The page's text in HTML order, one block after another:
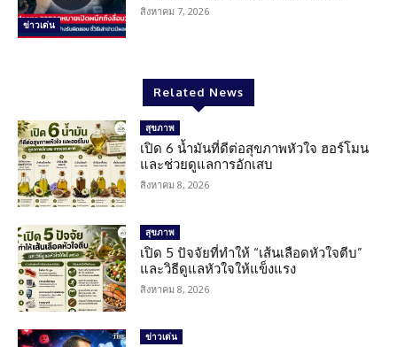
ข่าวเด่น
สิงหาคม 7, 2026
Related News
สุขภาพ
เปิด 6 น้ำมันที่ดีต่อสุขภาพหัวใจ ฮอร์โมน
และช่วยดูแลการอักเสบ
สิงหาคม 8, 2026
สุขภาพ
เปิด 5 ปัจจัยที่ทำให้ “เส้นเลือดหัวใจตีบ”
และวิธีดูแลหัวใจให้แข็งแรง
สิงหาคม 8, 2026
ข่าวเด่น